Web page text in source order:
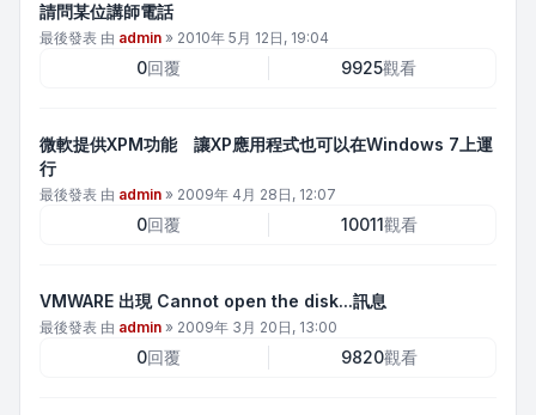
請問某位講師電話
最後發表 由 admin » 2010年 5月 12日, 19:04
0回覆 9925觀看
微軟提供XPM功能 讓XP應用程式也可以在Windows 7上運
行
最後發表 由 admin » 2009年 4月 28日, 12:07
0回覆 10011觀看
VMWARE 出現 Cannot open the disk...訊息
最後發表 由 admin » 2009年 3月 20日, 13:00
0回覆 9820觀看